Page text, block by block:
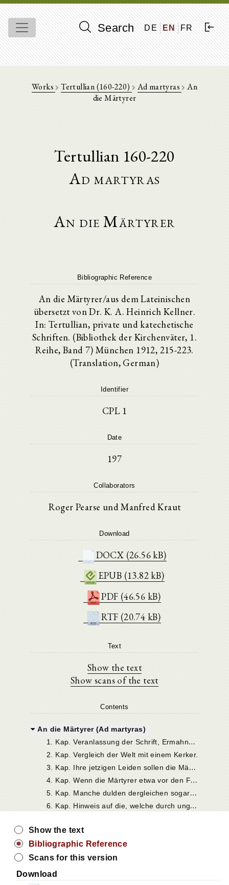
Search DE EN FR
Works Tertullian (160-220) Ad martyras An
die Märtyrer
Tertullian 160-220
Ad martyras
An die Märtyrer
Bibliographic Reference
An die Märtyrer/aus dem Lateinischen
übersetzt von Dr. K. A. Heinrich Kellner.
In: Tertullian, private und katechetische
Schriften. (Bibliothek der Kirchenväter, 1.
Reihe, Band 7) München 1912, 215-223.
(Translation, German)
Identifier
CPL 1
Date
197
Collaborators
Roger Pearse und Manfred Kraut
Download
DOCX (26.56 kB)
EPUB (13.82 kB)
PDF (46.56 kB)
RTF (20.74 kB)
Text
Show the text
Show scans of the text
Contents
An die Märtyrer (Ad martyras)
1
. Kap. Veranlassung der Schrift, Ermahnung an die Märtyrer, sich untereinander zu vertragen.
2. Kap. Vergleich der Welt mit einem Kerker.
3
. Kap. Ihre jetzigen Leiden sollen die Märtyrer, als Kämpfer Christi, wie eine Vorübung betrachten. Vergleich derselben mit den Strapazen der Soldaten.
4
. Kap. Wenn die Märtyrer etwa vor den Folter- und Todesqualen Schauder empfinden, so mögen sie bedenken, daß viele aus bloßem Ehrgeiz ebenso Schreckliches zu erdulden imstande waren.
5
. Kap. Manche dulden dergleichen sogar aus bloßer Affektation.
6
. Kap. Hinweis auf die, welche durch unglückliche Schicksale und Zufälle auf martervolle Weise ihr Leben verlieren, ohne Verdienst davon zu haben.
Show the text
Bibliographic Reference
Scans for this version
Download